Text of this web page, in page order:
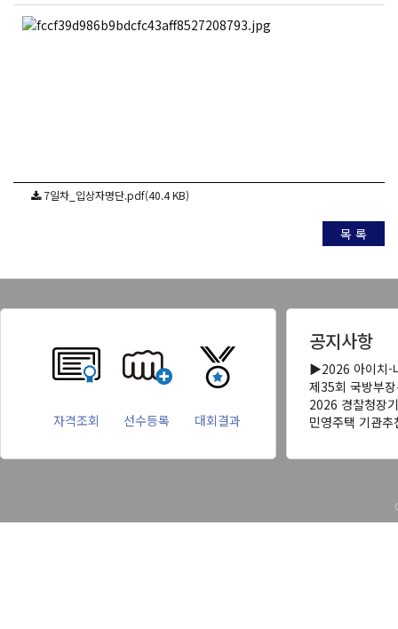
7일차_입상자명단.pdf(40.4 KB)
목 록
자격조회 선수등록 대회결과
공지사항
▶2026 아이치-
제35회 국방부
2026 경찰청장
민영주택 기관